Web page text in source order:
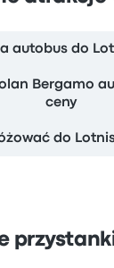
autobus do
Bergamo
ceny
do